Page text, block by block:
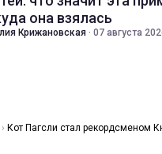
она взялась
Крижановская · 07 августа
› Кот Пагсли стал рекордсменом